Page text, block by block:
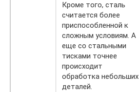
Кроме того, сталь
считается более
приспособленной к
сложным условиям. А
еще со стальными
тисками точнее
происходит
обработка небольших
деталей.